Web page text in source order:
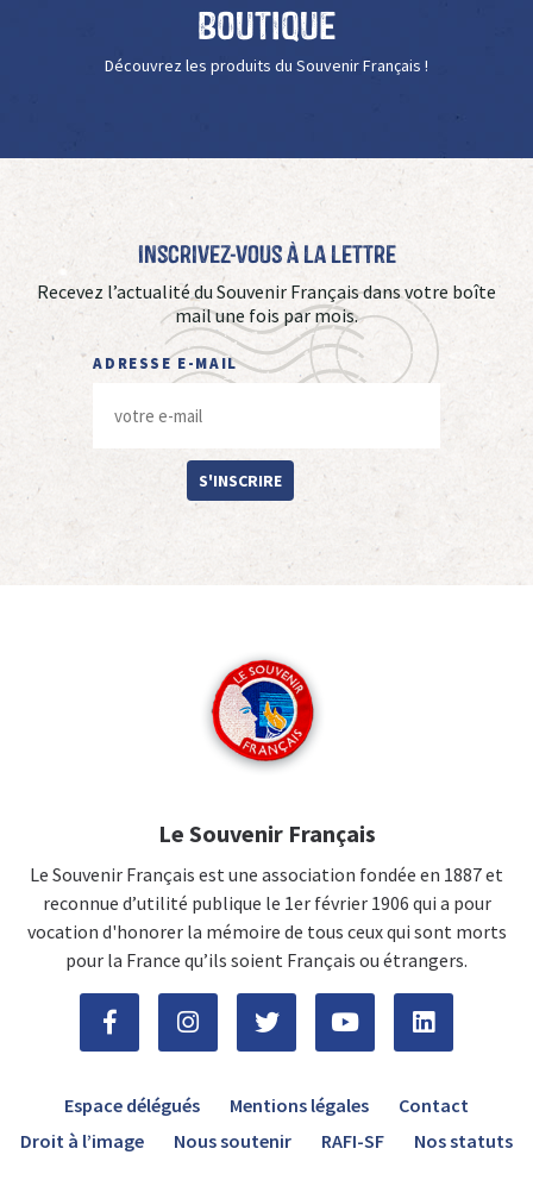
Boutique
Découvrez les produits du Souvenir Français !
Inscrivez-vous à La Lettre
Recevez l’actualité du Souvenir Français dans votre boîte
mail une fois par mois.
ADRESSE E-MAIL
S'INSCRIRE
Le Souvenir Français
Le Souvenir Français est une association fondée en 1887 et
reconnue d’utilité publique le 1er février 1906 qui a pour
vocation d'honorer la mémoire de tous ceux qui sont morts
pour la France qu’ils soient Français ou étrangers.
Espace délégués Mentions légales
Contact
Droit à l’image
Nous soutenir RAFI-SF Nos statuts